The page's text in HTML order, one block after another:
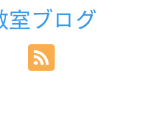
室ブログ